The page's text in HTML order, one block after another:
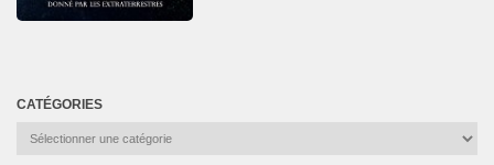
CATÉGORIES
Catégories